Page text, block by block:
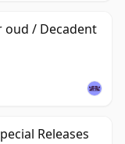
oud / Decadent
Releases